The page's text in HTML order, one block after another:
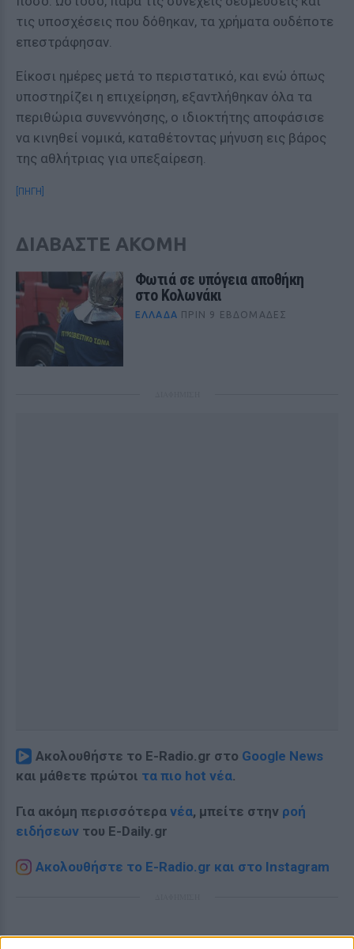
τις υποσχέσεις που δόθηκαν, τα χρήματα ουδέποτε
επεστράφησαν.
Είκοσι ημέρες μετά το περιστατικό, και ενώ όπως
υποστηρίζει η επιχείρηση, εξαντλήθηκαν όλα τα
περιθώρια συνεννόησης, ο ιδιοκτήτης αποφάσισε
να κινηθεί νομικά, καταθέτοντας μήνυση εις βάρος
της αθλήτριας για υπεξαίρεση.
[ΠΗΓΗ]
ΔΙΑΒΑΣΤΕ ΑΚΟΜΗ
Φωτιά σε υπόγεια αποθήκη
στο Κολωνάκι
ΕΛΛΆΔΑ ΠΡΙΝ 9 ΕΒΔΟΜΆΔΕΣ
Ακολουθήστε το E-Radio.gr στο Google News
και μάθετε πρώτοι τα πιο hot νέα.
Για ακόμη περισσότερα νέα, μπείτε στην ροή
ειδήσεων του E-Daily.gr
Ακολουθήστε το E-Radio.gr και στο Instagram